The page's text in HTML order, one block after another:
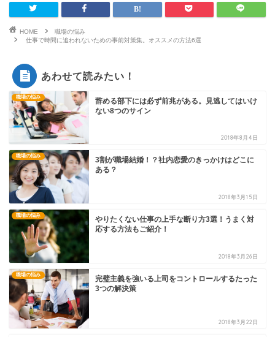
HOME
職場の悩み
仕事で時間に追われないための事前対策集。オススメの方法6選
あわせて読みたい！
職場の悩み
辞める部下には必ず前兆がある。見逃してはいけ
ない8つのサイン
2018年8月4日
職場の悩み
3割が職場結婚！？社内恋愛のきっかけはどこに
ある？
2018年3月15日
職場の悩み
やりたくない仕事の上手な断り方3選！うまく対
応する方法もご紹介！
2018年3月26日
職場の悩み
完璧主義を強いる上司をコントロールするたった
3つの解決策
2018年3月22日